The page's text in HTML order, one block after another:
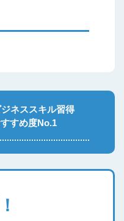
ネススキル習得
すめ度No.1